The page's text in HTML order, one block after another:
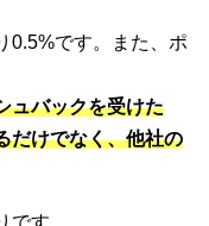
0.5%です。また、ポ
ュバックを受けた
だけでなく、他社の